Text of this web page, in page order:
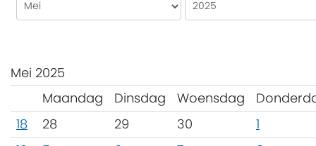
Mei 2025
Maandag
Dinsdag Woensdag
18
28 29 30
1